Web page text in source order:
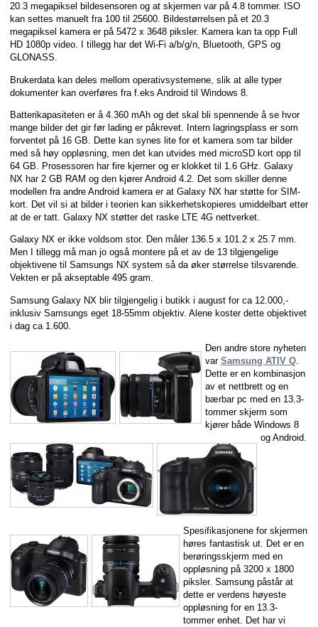
20.3 megapiksel bildesensoren og at skjermen var på 4.8 tommer. ISO
kan settes manuelt fra 100 til 25600. Bildestørrelsen på et 20.3
megapiksel kamera er på 5472 x 3648 piksler. Kamera kan ta opp Full
HD 1080p video. I tillegg har det Wi-Fi a/b/g/n, Bluetooth, GPS og
GLONASS.
Brukerdata kan deles mellom operativsystemene, slik at alle typer
dokumenter kan overføres fra f.eks Android til Windows 8.
Batterikapasiteten er å 4.360 mAh og det skal bli spennende å se hvor
mange bilder det gir før lading er påkrevet. Intern lagringsplass er som
forventet på 16 GB. Dette kan synes lite for et kamera som tar bilder
med så høy oppløsning, men det kan utvides med microSD kort opp til
64 GB. Prosessoren har fire kjerner og er klokket til 1.6 GHz. Galaxy
NX har 2 GB RAM og den kjører Android 4.2. Det som skiller denne
modellen fra andre Android kamera er at Galaxy NX har støtte for SIM-
kort. Det vil si at bilder i teorien kan sikkerhetskopieres umiddelbart etter
at de er tatt. Galaxy NX støtter det raske LTE 4G nettverket.
Galaxy NX er ikke voldsom stor. Den måler 136.5 x 101.2 x 25.7 mm.
Men I tillegg må man jo også montere på et av de 13 tilgjengelige
objektivene til Samsungs NX system så da øker størrelse tilsvarende.
Vekten er på akseptable 495 gram.
Samsung Galaxy NX blir tilgjengelig i butikk i august for ca 12.000,-
inklusiv Samsungs eget 18-55mm objektiv. Alene koster dette objektivet
i dag ca 1.600.
Den andre store nyheten
varSamsung ATIV Q
Dette er en kombinasjon
av et nettbrett og en
bærbar pc med en 13.3-
tommer skjerm som
kjører både Windows 8
og Android.
Spesifikasjonene for skjermen
høres fantastisk ut. Det er en
berøringsskjerm med en
oppløsning på 3200 x 1800
piksler. Samsung påstår at
dette er verdens høyeste
oppløsning for en 13.3-
tommer enhet. Det har vi